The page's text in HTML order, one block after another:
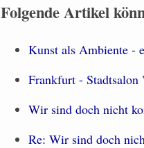
Folgende Artikel
Kunst als Ambiente -
Frankfurt -
Wir sind doch nicht
Re: Wir sind doch